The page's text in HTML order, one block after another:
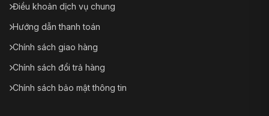
Điều khoản dịch vụ chung
Hướng dẫn thanh toán
Chính sách giao hàng
Chính sách đổi trả hàng
Chính sách bảo mật thông tin